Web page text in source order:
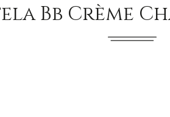
Bb Crème